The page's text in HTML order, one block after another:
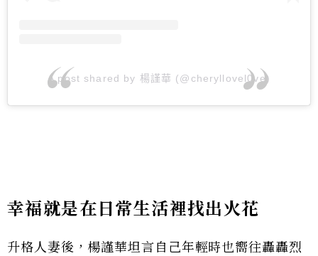
A post shared by 楊謹華 (@cheryllovel0ve)
幸福就是在日常生活裡找出火花
升格人妻後，楊謹華坦言自己年輕時也嚮往轟轟烈